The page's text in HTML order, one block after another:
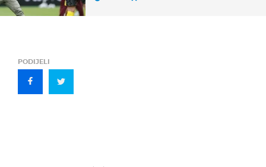
PODIJELI